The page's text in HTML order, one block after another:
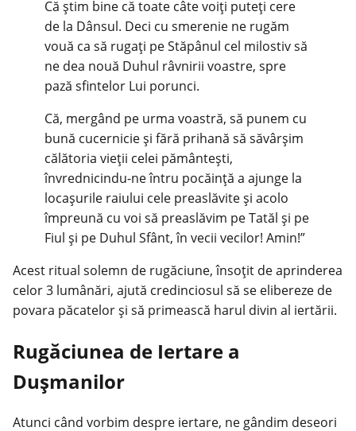
Că știm bine că toate câte voiți puteți cere
de la Dânsul. Deci cu smerenie ne rugăm
vouă ca să rugaţi pe Stăpânul cel milostiv să
ne dea nouă Duhul râvnirii voastre, spre
pază sfintelor Lui porunci.
Că, mergând pe urma voastră, să punem cu
bună cucernicie și fără prihană să săvârșim
călătoria vieții celei pământești,
învrednicindu-ne întru pocăință a ajunge la
locașurile raiului cele preaslăvite și acolo
împreună cu voi să preaslăvim pe Tatăl și pe
Fiul și pe Duhul Sfânt, în vecii vecilor! Amin!”
Acest ritual solemn de rugăciune, însoțit de aprinderea
celor 3 lumânări, ajută credinciosul să se elibereze de
povara păcatelor și să primească harul divin al iertării.
Rugăciunea de Iertare a
Dușmanilor
Atunci când vorbim despre iertare, ne gândim deseori